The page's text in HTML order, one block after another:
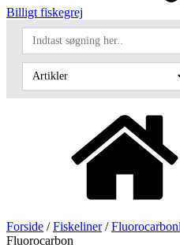
Billigt fiskegrej
Forside /Fiskeliner/
Fluorocarbon